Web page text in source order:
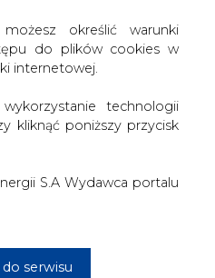
określić warunki
do plików cookies w
internetowej.
technologii
kliknąć poniższy przycisk
S.A Wydawca portalu
serwisu
spowolnienie licznika z
a w dalszej
pracy. Nie ma możliwości
plomb legalizacyjnych.
więc w ręce specjalistów
którzy szybko się orientują,